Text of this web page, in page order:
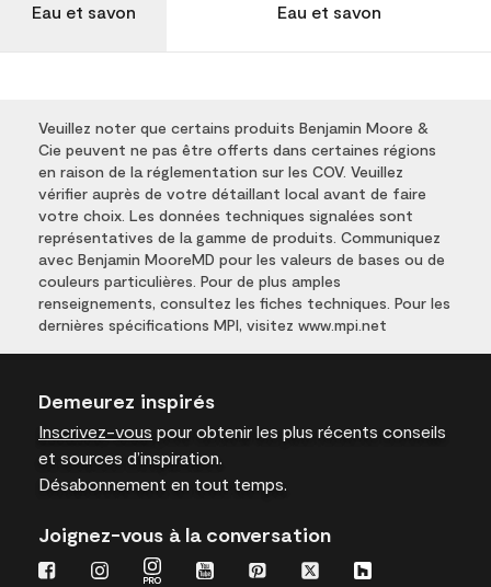
Eau et savon Eau et savon
Veuillez noter que certains produits Benjamin Moore &
Cie peuvent ne pas être offerts dans certaines régions
en raison de la réglementation sur les COV. Veuillez
vérifier auprès de votre détaillant local avant de faire
votre choix. Les données techniques signalées sont
représentatives de la gamme de produits. Communiquez
avec Benjamin MooreMD pour les valeurs de bases ou de
couleurs particulières. Pour de plus amples
renseignements, consultez les fiches techniques. Pour les
dernières spécifications MPI, visitez www.mpi.net
Demeurez inspirés
Inscrivez-vous pour obtenir les plus récents conseils
et sources d’inspiration.
Désabonnement en tout temps.
Joignez-vous à la conversation